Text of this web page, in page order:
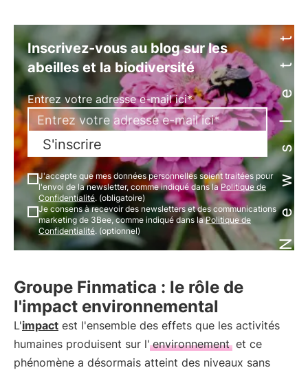
Newsletter
Inscrivez-vous au blog sur les
abeilles et la biodiversité
Entrez votre adresse e-mail ici*
S'inscrire
J'accepte que mes données personnelles soient traitées pour
l'envoi de la newsletter, comme indiqué dans laPolitique de
Confidentialité. (obligatoire)
Je consens à recevoir des newsletters et des communications
marketing de 3Bee, comme indiqué dans laPolitique de
Confidentialité. (optionnel)
Groupe Finmatica : le rôle de
l'impact environnemental
L'impact est l'ensemble des effets que les activités
humaines produisent sur l' environnement et ce
phénomène a désormais atteint des niveaux sans